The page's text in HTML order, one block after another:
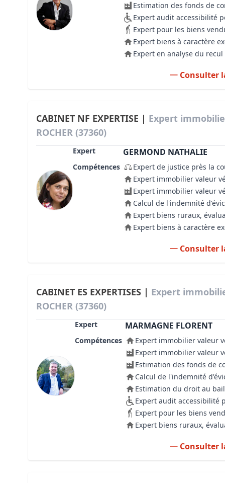
Estimation des fonds de
Expert audit accessibilité
Expert pour les biens
Expert biens à caractère
Expert en analyse du
Consulter
CABINET NF EXPERTISE | Expert
ROCHER (37360)
Expert GERMOND NATHALIE
Compétences
Expert de justice près la
Expert immobilier valeur
Expert immobilier valeur
Calcul de l'indemnité
Expert biens ruraux,
Expert biens à caractère
Consulter
CABINET ES EXPERTISES | Expert
ROCHER (37360)
Expert MARMAGNE FLORENT
Compétences
Expert immobilier valeur
Expert immobilier valeur
Estimation des fonds de
Calcul de l'indemnité
Estimation du droit au bail
Expert audit accessibilité
Expert pour les biens
Expert biens ruraux,
Consulter